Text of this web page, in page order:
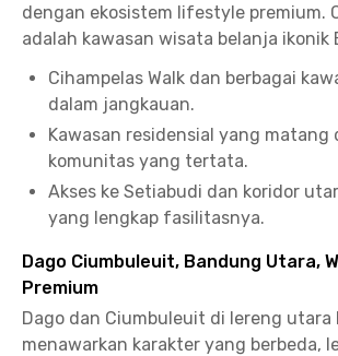
dengan ekosistem lifestyle premium.
adalah kawasan wisata belanja ikonik
Cihampelas Walk dan berbagai
dalam jangkauan.
Kawasan residensial yang matang
komunitas yang tertata.
Akses ke Setiabudi dan koridor
yang lengkap fasilitasnya.
Dago Ciumbuleuit, Bandung Utara,
Premium
Dago dan Ciumbuleuit di lereng utara
menawarkan karakter yang berbeda,